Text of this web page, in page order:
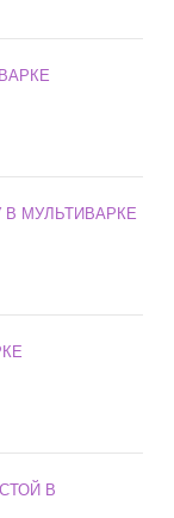
МУЛЬТИВАРКЕ
В